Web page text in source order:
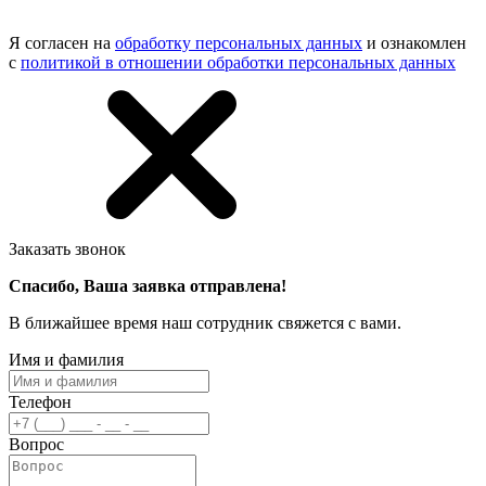
Я согласен на обработку персональных данных и ознакомлен
с политикой в отношении обработки персональных данных
Заказать звонок
Спасибо, Ваша заявка отправлена!
В ближайшее время наш сотрудник свяжется с вами.
Имя и фамилия
Телефон
Вопрос